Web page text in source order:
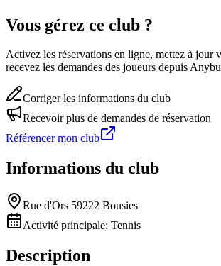
Vous gérez ce club ?
Activez les réservations en ligne, mettez à jour
recevez les demandes des joueurs depuis
Corriger les informations du club
Recevoir plus de demandes de réservation
Référencer mon club
Informations du club
Rue d'Ors 59222 Bousies
Activité principale: Tennis
Description